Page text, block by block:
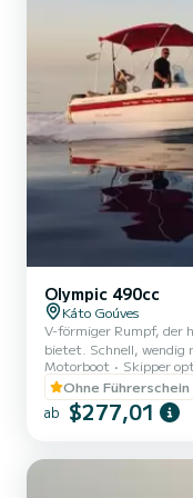
Olympic 490cc
Káto Goúves
V-förmiger Rumpf, der
bietet. Schnell, wendig
Motorboot
Skipper
Ohne Führerschein
ab $277,01